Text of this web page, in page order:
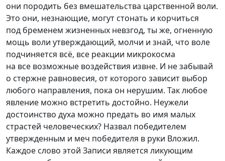
они породить без вмешательства царственной воли.
Это они, незнающие, могут стонать и корчиться
под бременем жизненных невзгод, ты же, огненную
мощь воли утверждающий, молчи и знай, что воле
подчиняется всё, все реакции микрокосма
на все возможные воздействия извне. И не забывай
о стержне равновесия, от которого зависит выбор
любого направления, пока он нерушим. Так любое
явление можно встретить достойно. Неужели
достоинство духа можно предать во имя малых
страстей человеческих? Назвал победителем
утвержденным и меч победителя в руки Вложил.
Каждое слово этой Записи является ликующим